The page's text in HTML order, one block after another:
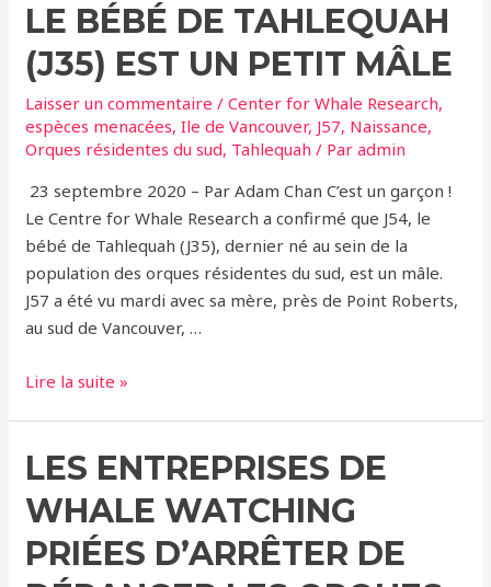
du
ont
accueilli
un
nouveau
LE BÉBÉ DE TAHLEQUAH
(J35) EST UN PETIT MÂLE
Laisser un commentaire /Center for Whale Research,
espèces menacées,Ile de Vancouver, J57, Naissance,
Orques résidentes du sud, Tahlequah / Paradmin
23 septembre 2020 – Par Adam Chan C’est un garçon !
Le Centre for Whale Research a confirmé que J54, le
bébé de Tahlequah (J35), dernier né au sein de la
population des orques résidentes du sud, est un mâle.
J57 a été vu mardi avec sa mère, près de Point Roberts,
au sud de Vancouver, …
Le
Tahlequah
est
un
petit
Lire la suite »
LES ENTREPRISES DE
WHALE WATCHING
PRIÉES D’ARRÊTER DE